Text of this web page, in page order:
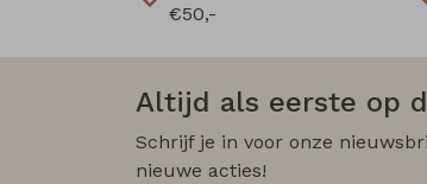
€50,-
Altijd als eerste op
Schrijf je in voor onze
nieuwe acties!